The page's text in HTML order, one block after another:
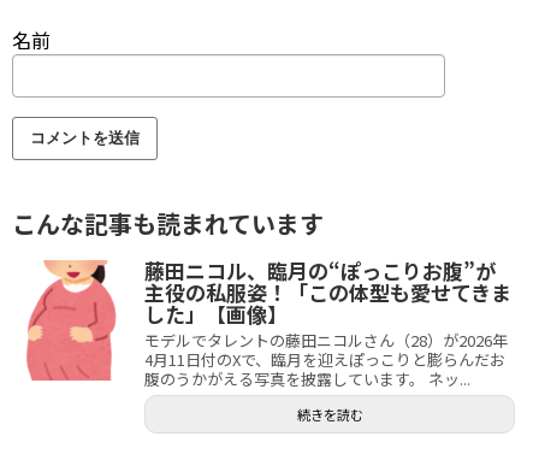
名前
こんな記事も読まれています
藤田ニコル、臨月の“ぽっこりお腹”が
主役の私服姿！「この体型も愛せてきま
した」【画像】
モデルでタレントの藤田ニコルさん（28）が2026年
4月11日付のXで、臨月を迎えぽっこりと膨らんだお
腹のうかがえる写真を披露しています。 ネッ...
続きを読む